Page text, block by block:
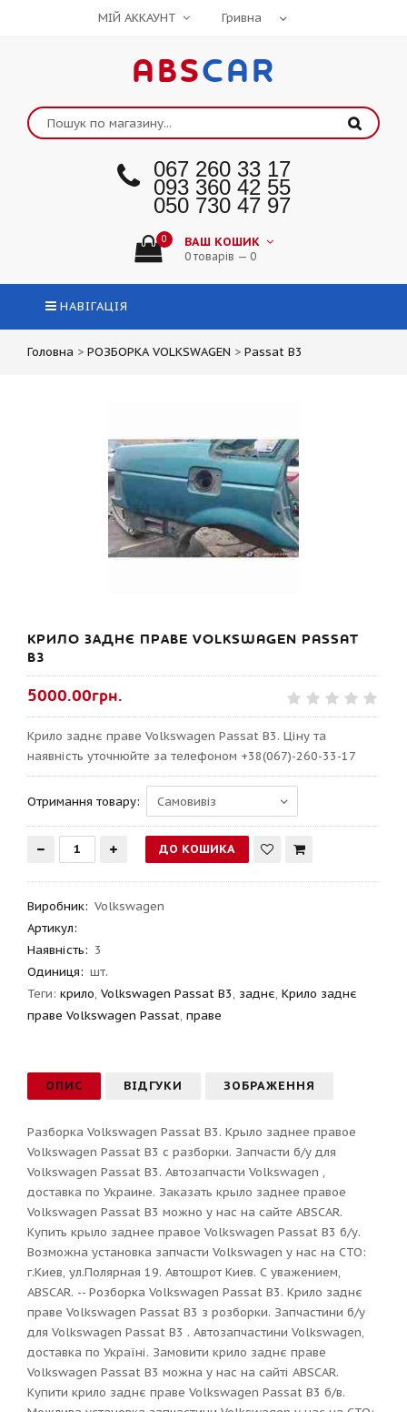
МІЙ АККАУНТ
ABSCAR
067 260 33 17
093 360 42 55
050 730 47 97
0 ВАШ КОШИК
0 товарів — 0
НАВІГАЦІЯ
Головна > РОЗБОРКА VOLKSWAGEN > Passat B3
КРИЛО ЗАДНЄ ПРАВЕ VOLKSWAGEN PASSAT
B3
5000.00грн.
Крило заднє праве Volkswagen Passat B3. Ціну та
наявність уточнюйте за телефоном +38(067)-260-33-17
Отримання товару:
Виробник: Volkswagen
Артикул:
Наявність: 3
Одиниця: шт.
Теги: крило, Volkswagen Passat B3, заднє, Крило заднє
праве Volkswagen Passat, праве
ОПИС ВІДГУКИ ЗОБРАЖЕННЯ
Разборка Volkswagen Passat B3. Крыло заднее правое
Volkswagen Passat B3 с разборки. Запчасти б/у для
Volkswagen Passat B3. Автозапчасти Volkswagen ,
доставка по Украине. Заказать крыло заднее правое
Volkswagen Passat B3 можно у нас на сайте ABSCAR.
Купить крыло заднее правое Volkswagen Passat B3 б/у.
Возможна установка запчасти Volkswagen у нас на СТО:
г.Киев, ул.Полярная 19. Автошрот Киев. С уважением,
ABSCAR. -- Розборка Volkswagen Passat B3. Крило заднє
праве Volkswagen Passat B3 з розборки. Запчастини б/у
для Volkswagen Passat B3 . Автозапчастини Volkswagen,
доставка по Україні. Замовити крило заднє праве
Volkswagen Passat B3 можна у нас на сайті ABSCAR.
Купити крило заднє праве Volkswagen Passat B3 б/в.